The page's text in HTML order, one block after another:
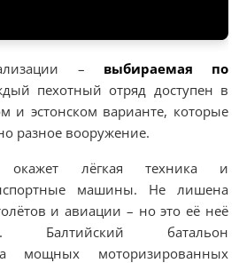
– выбираемая по
пехотный отряд доступен в
и эстонском варианте, которые
разное вооружение.
окажет лёгкая техника и
машины. Не лишена
и авиации – но это её неё
Балтийский батальон
мощных моторизированных